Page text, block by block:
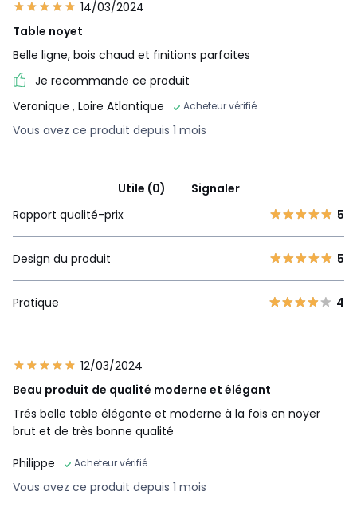
14/03/2024
Table noyet
Belle ligne, bois chaud et finitions parfaites
Je recommande ce produit
Veronique , Loire Atlantique Acheteur vérifié
Vous avez ce produit depuis 1 mois
Utile (0)
Signaler
Rapport qualité-prix
5
Design du produit 5
Pratique 4
12/03/2024
Beau produit de qualité moderne et élégant
Trés belle table élégante et moderne à la fois en noyer
brut et de très bonne qualité
Philippe
Acheteur vérifié
Vous avez ce produit depuis 1 mois